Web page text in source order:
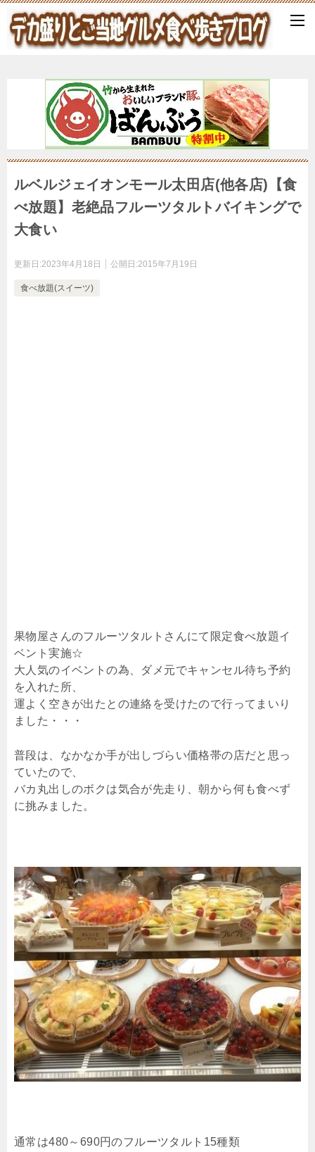
ルベルジェイオンモール太田店(他各店)【食
べ放題】老絶品フルーツタルトバイキングで
大食い
更新日:2023年4月18日 公開日:2015年7月19日
食べ放題(スイーツ)
果物屋さんのフルーツタルトさんにて限定食べ放題イ
ベント実施☆
大人気のイベントの為、ダメ元でキャンセル待ち予約
を入れた所、
運よく空きが出たとの連絡を受けたので行ってまいり
ました・・・
普段は、なかなか手が出しづらい価格帯の店だと思っ
ていたので、
バカ丸出しのボクは気合が先走り、朝から何も食べず
に挑みました。
通常は480～690円のフルーツタルト15種類